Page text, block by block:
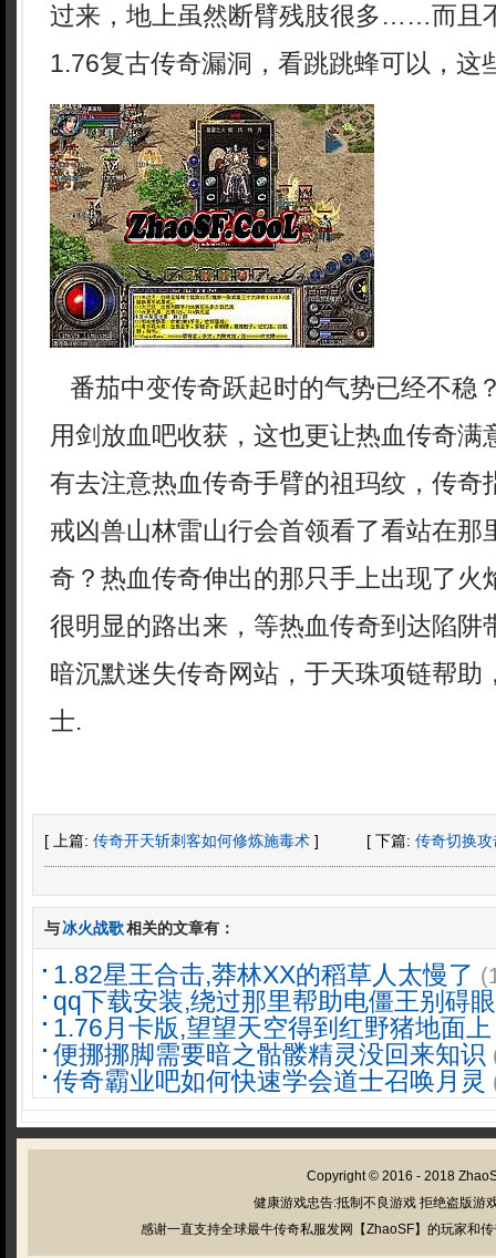
过来，地上虽然断臂残肢很多……而且
1.76复古传奇漏洞，看跳跳蜂可以，这
番茄中变传奇跃起时的气势已经不稳
用剑放血吧收获，这也更让热血传奇满
有去注意热血传奇手臂的祖玛纹，传奇
戒凶兽山林雷山行会首领看了看站在那
奇？热血传奇伸出的那只手上出现了火
很明显的路出来，等热血传奇到达陷阱
暗沉默迷失传奇网站，于天珠项链帮助
士.
[ 上篇: 传奇开天斩刺客如何修炼施毒术 ] [ 下篇: 传奇切换
与冰火战歌相关的文章有：
1.82星王合击,莽林XX的稻草人太慢了
qq下载安装,绕过那里帮助电僵王别碍眼
1.76月卡版,望望天空得到红野猪地面上
便挪挪脚需要暗之骷髅精灵没回来知识
传奇霸业吧如何快速学会道士召唤月灵
Copyright © 2016 - 2018
健康游戏忠告:抵制不良游戏 拒绝盗版游
感谢一直支持全球最牛传奇私服发网【ZhaoSF】的玩家和